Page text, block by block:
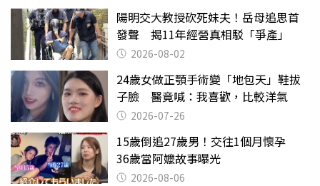
陽明交大教授砍死妹夫！岳母追思首
發聲 揭11年經營真相駁「爭產」
2026-08-02
24歲女做正顎手術變「地包天」鞋拔
子臉 醫竟喊：我喜歡，比較洋氣
2026-07-26
15歲倒追27歲男！交往1個月懷孕
36歲當阿嬤故事曝光
2026-08-06